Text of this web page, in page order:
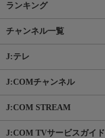
ランキング
チャンネル一覧
J:テレ
J:COMチャンネル
J:COM STREAM
J:COM TVサービスガイド